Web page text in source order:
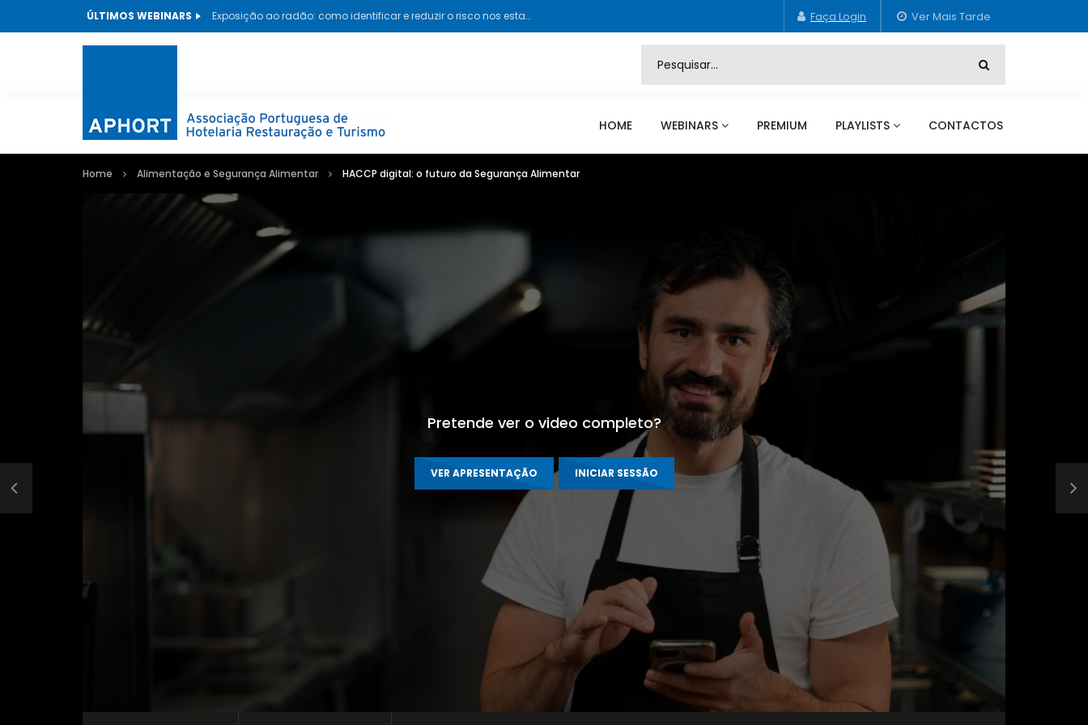
ÚLTIMOS WEBINARS Exposição ao radão: como identificar e reduzir o risco nos estabelecimentos turísticos
HOME WEBINARS PREMIUM PLAYLISTS CONTACTOS
Home Alimentação e Segurança Alimentar HACCP digital: o futuro da Segurança Alimentar
Pretende ver o video completo?
VER APRESENTAÇÃO INICIAR SESSÃO